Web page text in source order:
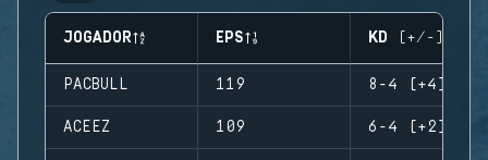
JOGADOR EPS KD (+/-)
PACBULL 119 8-4 (+4)
ACEEZ 109 6-4 (+2)